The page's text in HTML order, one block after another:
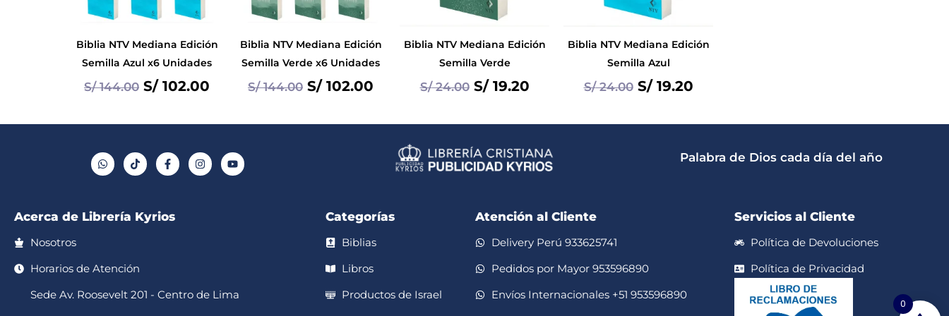
Biblia NTV Mediana Edición
Semilla Azul x6 Unidades
S/144.00 S/102.00
Biblia NTV Mediana Edición
Semilla Verde x6 Unidades
S/144.00 S/102.00
Biblia NTV Mediana Edición
Semilla Verde
S/24.00 S/19.20
Biblia NTV Mediana Edición
Semilla Azul
S/24.00 S/19.20
h
a
t
p
i
k
t
a
c
e
k
n
s
t
o
u
t
Palabra de Dios cada día del año
Acerca de Librería Kyrios
Nosotros
Horarios de Atención
Sede Av. Roosevelt 201 - Centro de Lima
Categorías
Biblias
Libros
Productos de Israel
Atención al Cliente
Delivery Perú 933625741
Pedidos por Mayor 953596890
Envíos Internacionales +51 953596890
Servicios al Cliente
Política de Devoluciones
Política de Privacidad
0